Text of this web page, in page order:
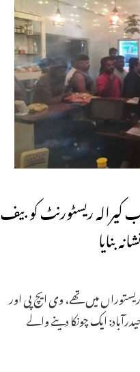
کیرالہ ریسٹورنٹ کو بیف
بنایا
میں تھے، وی ایچ پی اور
ایک چونکا دینے والے